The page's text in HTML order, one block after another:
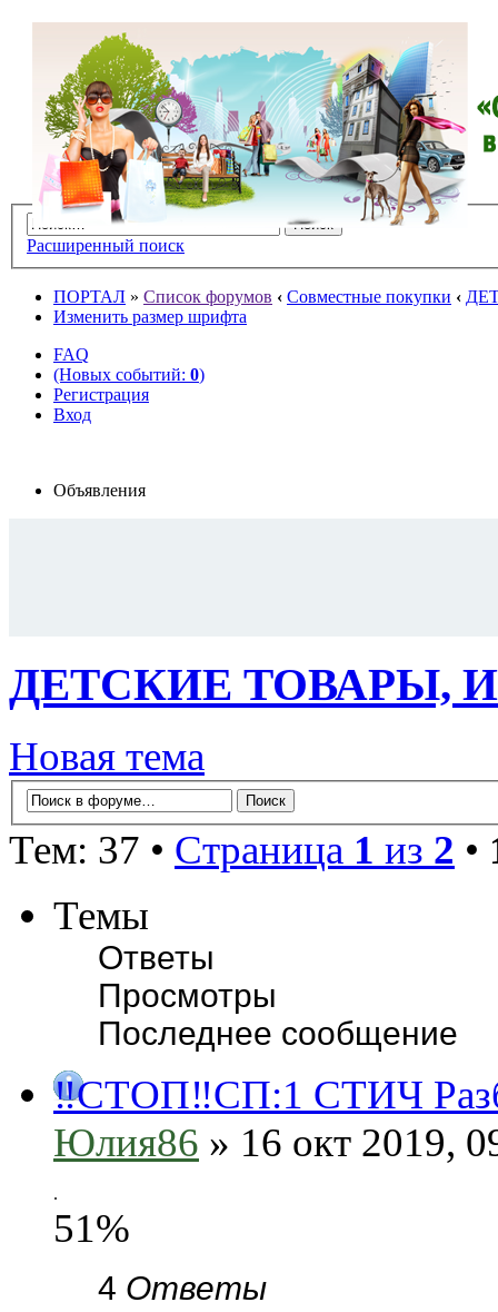
Расширенный поиск
ПОРТАЛ » Список форумов ‹ Совместные покупки ‹
Изменить размер шрифта
FAQ
(Новых событий: 0)
Регистрация
Вход
Объявления
ДЕТСКИЕ ТОВАРЫ,
Новая тема
Тем: 37 • Страница 1 из 2 •
Темы
Ответы
Просмотры
Последнее сообщение
‼️СТОП‼️СП:1 СТИЧ
Юлия86 » 16 окт 2019,
.
51%
4 Ответы